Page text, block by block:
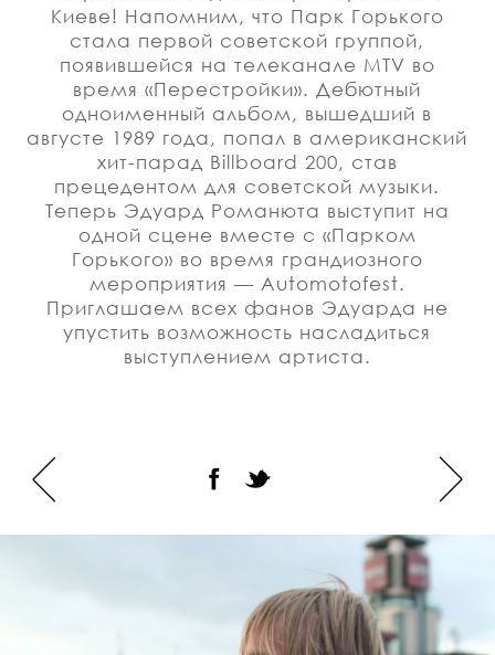
Киеве! Напомним, что Парк Горького
стала первой советской группой,
появившейся на телеканале MTV во
время «Перестройки». Дебютный
одноименный альбом, вышедший в
августе 1989 года, попал в американский
хит-парад Billboard 200, став
прецедентом для советской музыки.
Теперь Эдуард Романюта выступит на
одной сцене вместе с «Парком
Горького» во время грандиозного
мероприятия — Automotofest.
Приглашаем всех фанов Эдуарда не
упустить возможность насладиться
выступлением артиста.